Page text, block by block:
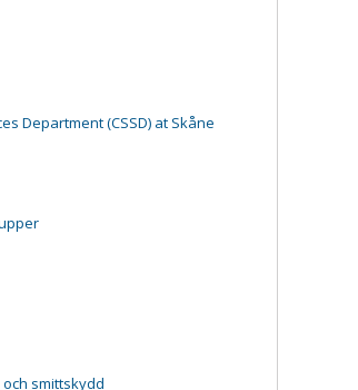
Department (CSSD) at Skåne
smittskydd